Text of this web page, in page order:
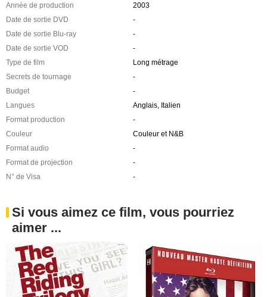
Année de production
2003
Date de sortie DVD
-
Date de sortie Blu-ray
-
Date de sortie VOD
-
Type de film
Long métrage
Secrets de tournage
-
Budget
-
Langues
Anglais, Italien
Format production
-
Couleur
Couleur et N&B
Format audio
-
Format de projection
-
N° de Visa
-
Si vous aimez ce film, vous pourriez
aimer ...